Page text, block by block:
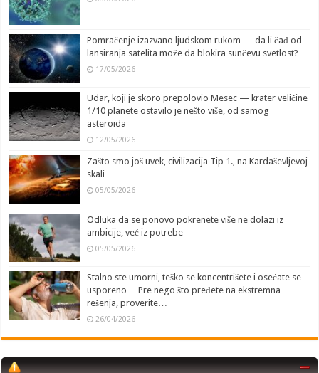
Pomračenje izazvano ljudskom rukom — da li čađ od
lansiranja satelita može da blokira sunčevu svetlost?
17/05/2026
Udar, koji je skoro prepolovio Mesec — krater veličine
1/10 planete ostavilo je nešto više, od samog
asteroida
12/05/2026
Zašto smo još uvek, civilizacija Tip 1., na Kardaševljevoj
skali
05/05/2026
Odluka da se ponovo pokrenete više ne dolazi iz
ambicije, već iz potrebe
05/05/2026
Stalno ste umorni, teško se koncentrišete i osećate se
usporeno… Pre nego što pređete na ekstremna
rešenja, proverite…
26/04/2026